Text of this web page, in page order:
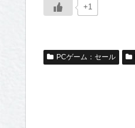
+1
PCゲーム：セール